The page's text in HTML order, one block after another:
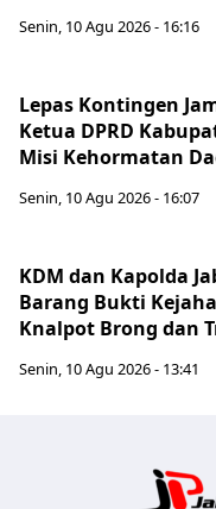
Senin, 10 Agu 2026 - 16:16
Lepas Kontingen
Ketua DPRD
Misi Kehormatan
Senin, 10 Agu 2026 - 16:07
KDM dan Kapolda
Barang Bukti
Knalpot Brong dan
Senin, 10 Agu 2026 - 13:41